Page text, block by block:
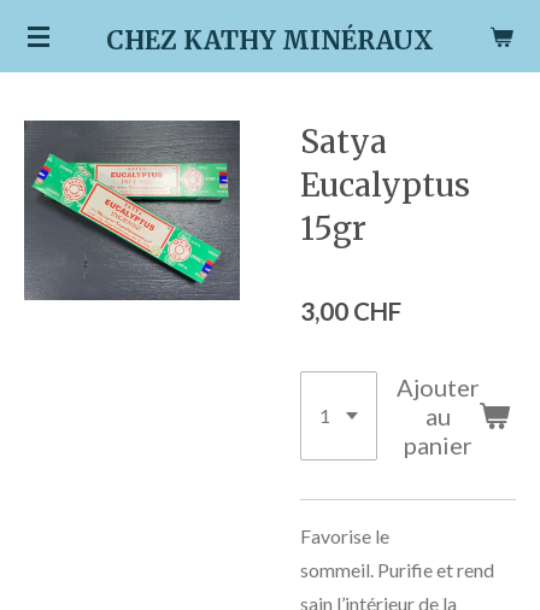
Passer
principal
CHEZ KATHY MINÉRAUX
Satya
Eucalyptus
15gr
3,00 CHF
Ajouter
au
panier
Favorise le
sommeil. Purifie et rend
sain l’intérieur de la